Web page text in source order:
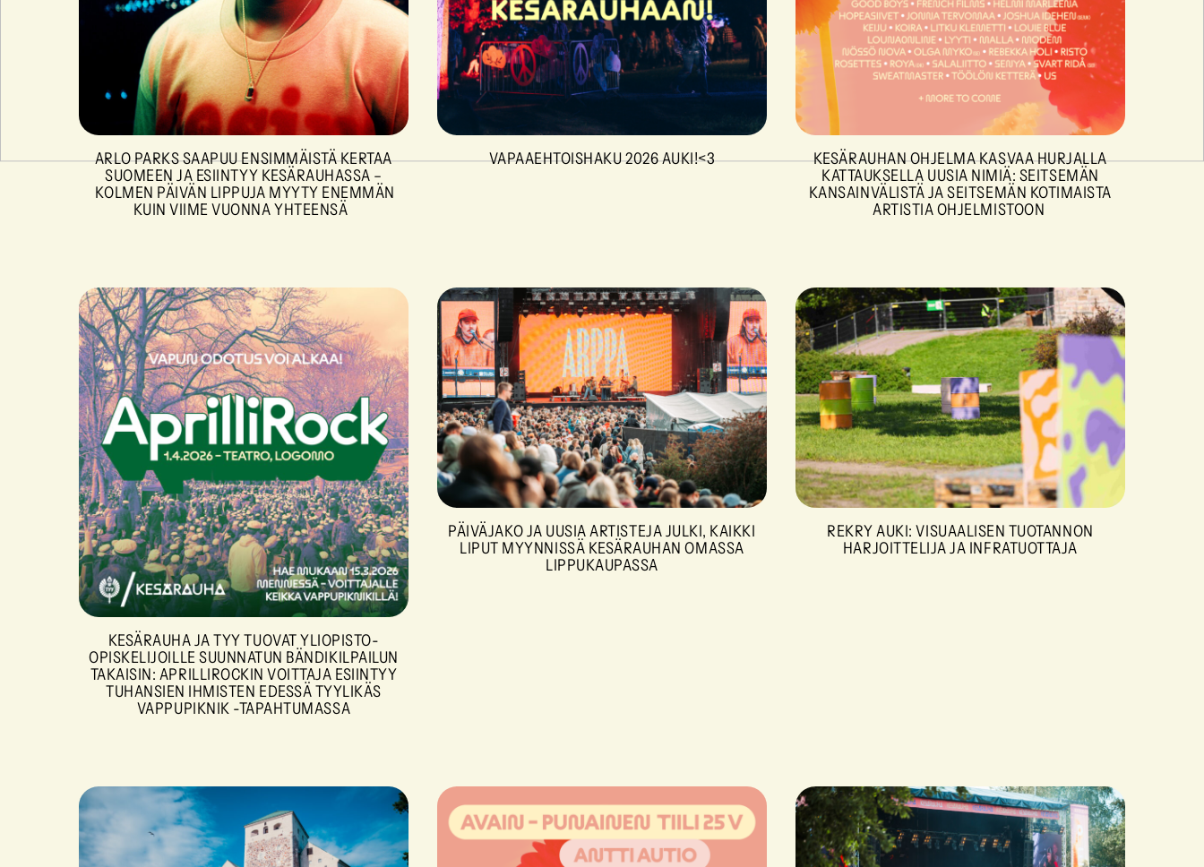
ARLO PARKS SAAPUU ENSIMMÄISTÄ KERTAA
SUOMEEN JA ESIINTYY KESÄRAUHASSA –
KOLMEN PÄIVÄN LIPPUJA MYYTY ENEMMÄN
KUIN VIIME VUONNA YHTEENSÄ
VAPAAEHTOISHAKU 2026 AUKI!<3
KESÄRAUHAN OHJELMA KASVAA HURJALLA
KATTAUKSELLA UUSIA NIMIÄ: SEITSEMÄN
KANSAINVÄLISTÄ JA SEITSEMÄN KOTIMAISTA
ARTISTIA OHJELMISTOON
KESÄRAUHA JA TYY TUOVAT YLIOPISTO-
OPISKELIJOILLE SUUNNATUN BÄNDIKILPAILUN
TAKAISIN: APRILLIROCKIN VOITTAJA ESIINTYY
TUHANSIEN IHMISTEN EDESSÄ TYYLIKÄS
VAPPUPIKNIK -TAPAHTUMASSA
PÄIVÄJAKO JA UUSIA ARTISTEJA JULKI, KAIKKI
LIPUT MYYNNISSÄ KESÄRAUHAN OMASSA
LIPPUKAUPASSA
REKRY AUKI: VISUAALISEN TUOTANNON
HARJOITTELIJA JA INFRATUOTTAJA